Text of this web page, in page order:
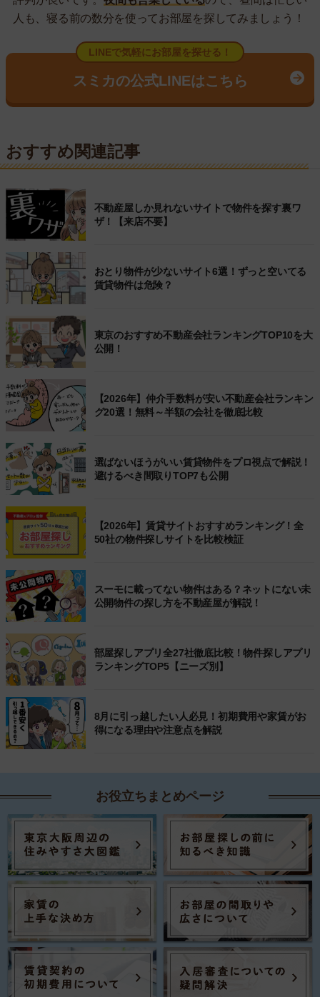
人も、寝る前の数分を使ってお部屋を探してみましょう！
LINEで気軽にお部屋を探せる！
スミカの公式LINEはこちら
おすすめ関連記事
不動産屋しか見れないサイトで物件を探す裏ワ
ザ！【来店不要】
おとり物件が少ないサイト6選！ずっと空いてる
賃貸物件は危険？
東京のおすすめ不動産会社ランキングTOP10を大
公開！
【2026年】仲介手数料が安い不動産会社ランキン
グ20選！無料～半額の会社を徹底比較
選ばないほうがいい賃貸物件をプロ視点で解説！
避けるべき間取りTOP7も公開
【2026年】賃貸サイトおすすめランキング！全
50社の物件探しサイトを比較検証
スーモに載ってない物件はある？ネットにない未
公開物件の探し方を不動産屋が解説！
部屋探しアプリ全27社徹底比較！物件探しアプリ
ランキングTOP5【ニーズ別】
8月に引っ越したい人必見！初期費用や家賃がお
得になる理由や注意点を解説
お役立ちまとめページ